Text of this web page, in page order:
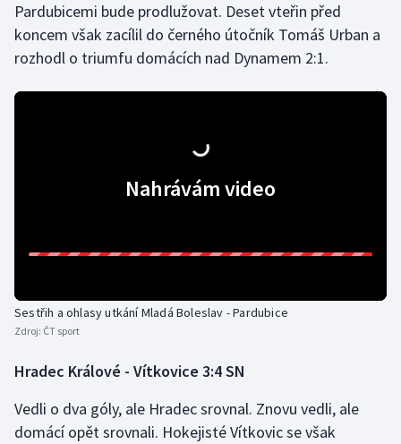
Pardubicemi bude prodlužovat. Deset vteřin před
koncem však zacílil do černého útočník Tomáš Urban a
rozhodl o triumfu domácích nad Dynamem 2:1.
Nahrávám video
Sestřih a ohlasy utkání Mladá Boleslav - Pardubice
Zdroj: ČT sport
Hradec Králové - Vítkovice 3:4 SN
Vedli o dva góly, ale Hradec srovnal. Znovu vedli, ale
domácí opět srovnali. Hokejisté Vítkovic se však